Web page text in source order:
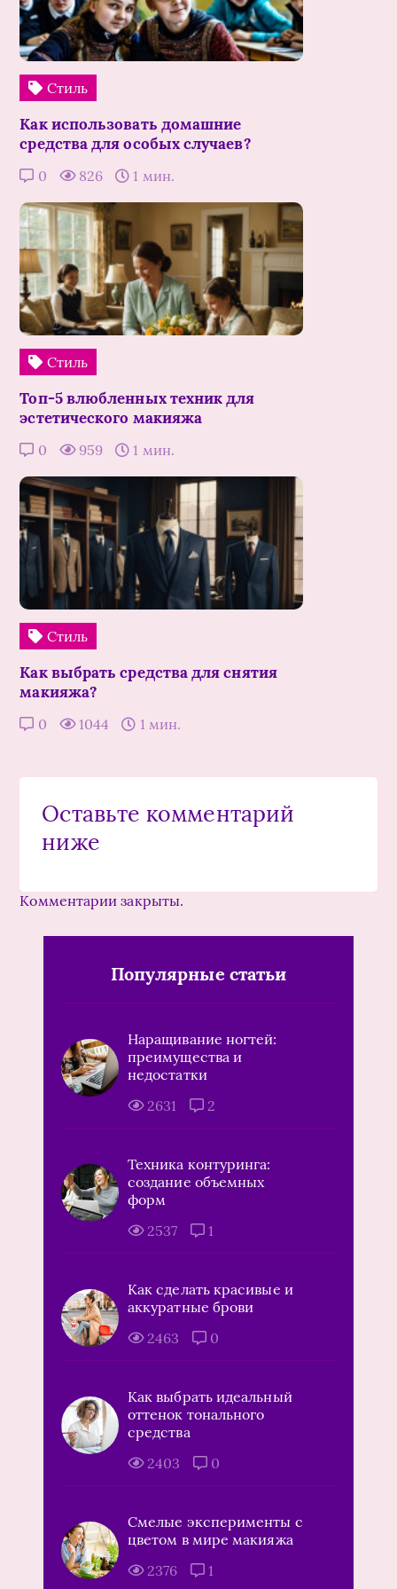
Стиль
Как использовать домашние
средства для особых случаев?
0 826 1 мин.
Стиль
Топ-5 влюбленных техник для
эстетического макияжа
0 959 1 мин.
Стиль
Как выбрать средства для снятия
макияжа?
0 1044 1 мин.
Оставьте комментарий
ниже
Комментарии закрыты.
Популярные статьи
Наращивание ногтей:
преимущества и
недостатки
2631
2
Техника контуринга:
создание объемных
форм
2537
1
Как сделать красивые и
аккуратные брови
2463
0
Как выбрать идеальный
оттенок тонального
средства
2403
0
Смелые эксперименты с
цветом в мире макияжа
2376
1